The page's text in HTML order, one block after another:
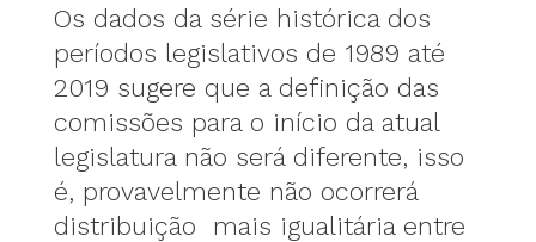
Os dados da série histórica dos
períodos legislativos de 1989 até
2019 sugere que a definição das
comissões para o início da atual
legislatura não será diferente, isso
é, provavelmente não ocorrerá
distribuição mais igualitária entre